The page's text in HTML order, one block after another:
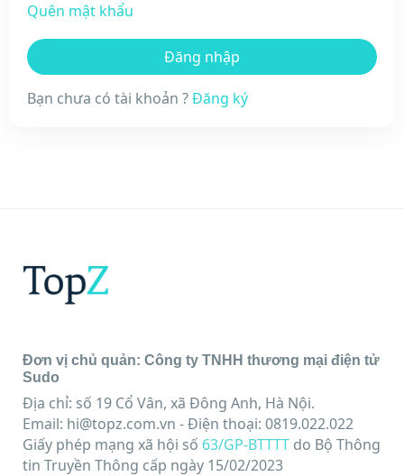
Quên mật khẩu
Bạn chưa có tài khoản ?Đăng ký
Đơn vị chủ quản: Công ty TNHH thương mại điện tử
Sudo
Địa chỉ: số 19 Cổ Vân, xã Đông Anh, Hà Nội.
Email: hi@topz.com.vn - Điện thoại: 0819.022.022
Giấy phép mạng xã hội số 63/GP-BTTTT do Bộ Thông
tin Truyền Thông cấp ngày 15/02/2023